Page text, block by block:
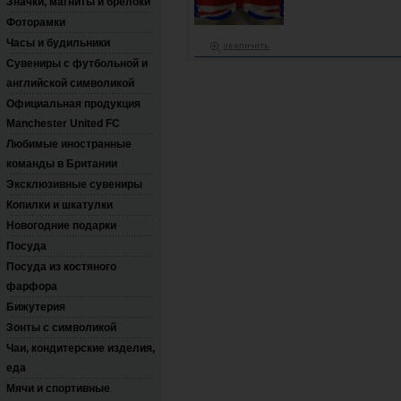
Фоторамки
Часы и будильники
Сувениры с футбольной и
английской символикой
Официальная продукция
Manchester United FC
Любимые иностранные
команды в Британии
Эксклюзивные сувениры
Копилки и шкатулки
Новогодние подарки
Посуда
Посуда из костяного
фарфора
Бижутерия
Зонты с символикой
Чаи, кондитерские изделия,
еда
Мячи и спортивные